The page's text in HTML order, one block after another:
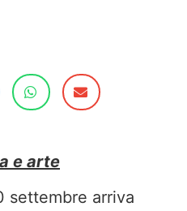
e arte
settembre arriva